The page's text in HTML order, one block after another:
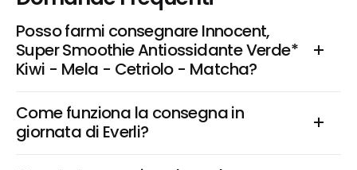
Posso farmi consegnare Innocent,
Super Smoothie Antiossidante Verde*
Kiwi - Mela - Cetriolo - Matcha?
Come funziona la consegna in
giornata di Everli?